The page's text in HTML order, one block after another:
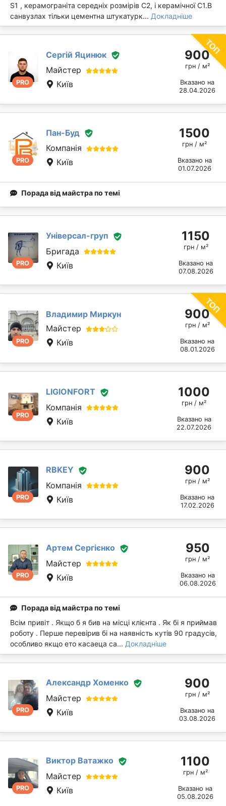
S1 , керамограніта середніх розмірів C2, i керамічної C1.В
санвузлах тільки цементна штукатурк... Докладніше
PRO
Сергій Яцинюк
Майстер
Київ
900
грн / м²
Вказано на
28.04.2026
PRO
Пан-Буд
Компанія
Київ
1500
грн / м²
Вказано на
01.07.2026
Порада від майстра по темі
PRO
Універсал-груп
Бригада
Київ
1150
грн / м²
Вказано на
07.08.2026
PRO
Владимир Миркун
Майстер
Київ
900
грн / м²
Вказано на
08.01.2026
PRO
LIGIONFORT
Компанія
Київ
1000
грн / м²
Вказано на
22.07.2026
PRO
RBKEY
Компанія
Київ
900
грн / м²
Вказано на
17.02.2026
PRO
Артем Сергієнко
Майстер
Київ
950
грн / м²
Вказано на
06.08.2026
Порада від майстра по темі
Всім привіт . Якщо б я бив на місці клієнта . Як бі я приймав
роботу . Перше перевірив бі на наявність кутів 90 градусів,
особливо якщо ето касаеца са... Докладніше
PRO
Александр Хоменко
Майстер
Київ
900
грн / м²
Вказано на
03.08.2026
PRO
Виктор Ватажко
Майстер
Київ
1100
грн / м²
Вказано на
05.08.2026